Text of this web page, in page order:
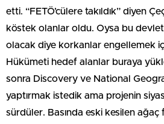
etti. “FETÖ’cülere takıldık” diyen
köstek olanlar oldu. Oysa bu
olacak diye korkanlar engellemek
Hükümeti hedef alanlar buraya
sonra Discovery ve National
yaptırmak istedik ama projenin
sürdüler. Basında eski kesilen ağaç